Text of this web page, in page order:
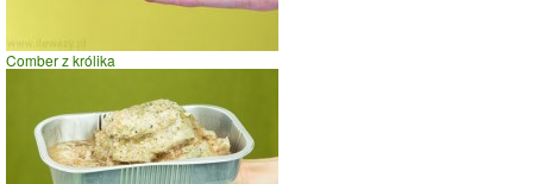
Comber z królika